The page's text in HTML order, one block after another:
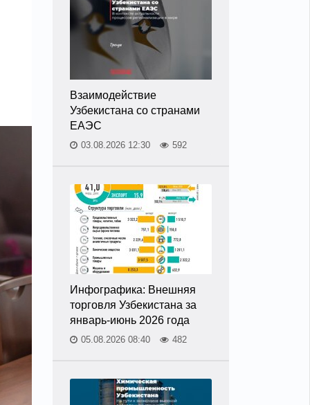
Взаимодействие
Узбекистана со странами
ЕАЭС
03.08.2026 12:30 592
Инфографика: Внешняя
торговля Узбекистана за
январь-июнь 2026 года
05.08.2026 08:40 482